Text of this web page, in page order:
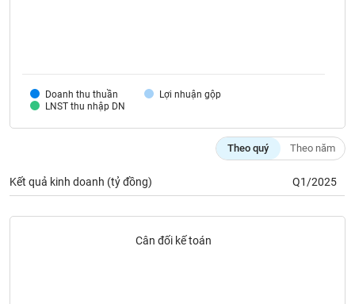
Doanh thu thuần
Lợi nhuận gộp
LNST thu nhập DN
Theo quý Theo năm
Kết quả kinh doanh (tỷ đồng) Q1/2025
Cân đối kế toán
(-)
Tất cả Người nội bộ
(-)